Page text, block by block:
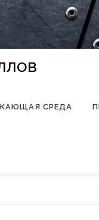
СРЕДА